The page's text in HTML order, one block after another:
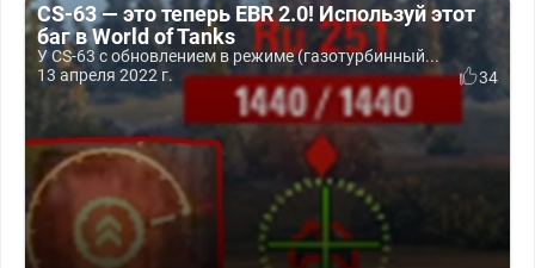
CS-63 — это теперь EBR 2.0! Используй этот
баг в World of Tanks
У CS-63 с обновлением в режиме (газотурбинный...
13 апреля 2022 г.
34